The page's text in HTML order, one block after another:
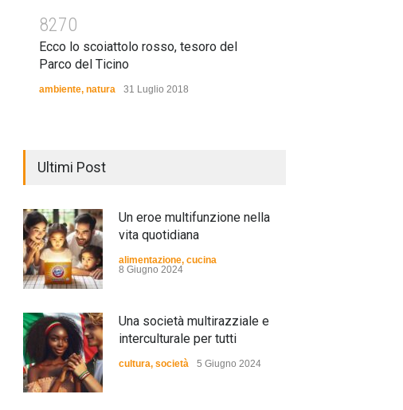
8270
Ecco lo scoiattolo rosso, tesoro del
Parco del Ticino
ambiente, natura 31 Luglio 2018
Ultimi Post
Un eroe multifunzione nella
vita quotidiana
alimentazione, cucina
8 Giugno 2024
Una società multirazziale e
interculturale per tutti
cultura, società 5 Giugno 2024